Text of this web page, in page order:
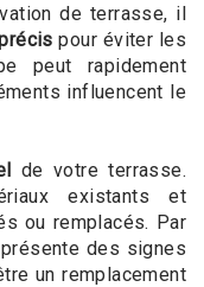
de terrasse, il
pour éviter les
peut rapidement
influencent le
de votre terrasse.
existants et
ou remplacés. Par
des signes
un remplacement